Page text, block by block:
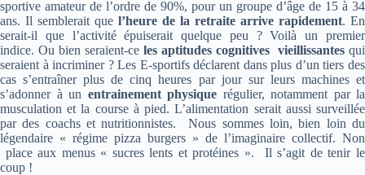
sportive amateur de l’ordre de 90%, pour un groupe d’âge de 15 à 34
ans. Il semblerait que l’heure de la retraite arrive rapidement. En
serait-il que l’activité épuiserait quelque peu ? Voilà un premier
indice. Ou bien seraient-ce les aptitudes cognitives vieillissantes qui
seraient à incriminer ? Les E-sportifs déclarent dans plus d’un tiers des
cas s’entraîner plus de cinq heures par jour sur leurs machines et
s’adonner à un entrainement physique régulier, notamment par la
musculation et la course à pied. L’alimentation serait aussi surveillée
par des coachs et nutritionnistes. Nous sommes loin, bien loin du
légendaire « régime pizza burgers » de l’imaginaire collectif. Non
place aux menus « sucres lents et protéines ». Il s’agit de tenir le
coup !